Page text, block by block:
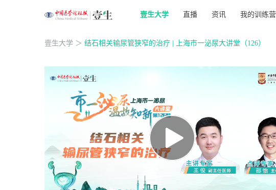
壹生大学 直播 资讯 我的训练营
壹生大学 ＞ 结石相关输尿管狭窄的治疗 | 上海市一泌尿大讲堂（126）